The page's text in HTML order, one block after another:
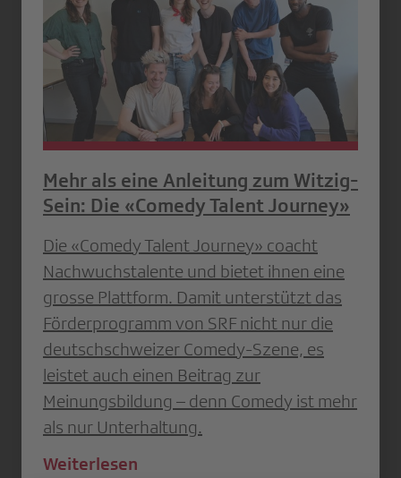
Mehr als eine Anleitung zum Witzig-
Sein: Die «Comedy Talent Journey»
Die «Comedy Talent Journey» coacht
Nachwuchstalente und bietet ihnen eine
grosse Plattform. Damit unterstützt das
Förderprogramm von SRF nicht nur die
deutschschweizer Comedy-Szene, es
leistet auch einen Beitrag zur
Meinungsbildung – denn Comedy ist mehr
als nur Unterhaltung.
Weiterlesen